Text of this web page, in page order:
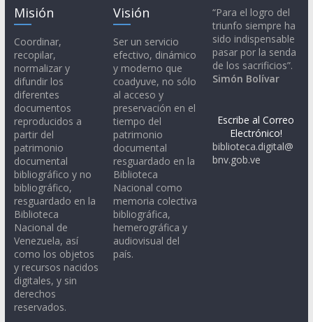
Misión
Coordinar,
recopilar,
normalizar y
difundir los
diferentes
documentos
reproducidos a
partir del
patrimonio
documental
bibliográfico y no
bibliográfico,
resguardado en la
Biblioteca
Nacional de
Venezuela, así
como los objetos
y recursos nacidos
digitales, y sin
derechos
reservados.
Visión
Ser un servicio
efectivo, dinámico
y moderno que
coadyuve, no sólo
al acceso y
preservación en el
tiempo del
patrimonio
documental
resguardado en la
Biblioteca
Nacional como
memoria colectiva
bibliográfica,
hemerográfica y
audiovisual del
país.
“Para el logro del
triunfo siempre ha
sido indispensable
pasar por la senda
de los sacrificios”.
Simón Bolívar
Escribe al Correo
Electrónico!
biblioteca.digital@
bnv.gob.ve